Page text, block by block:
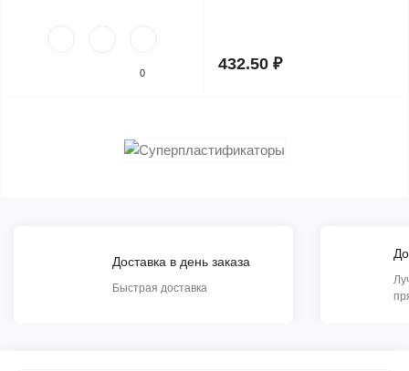
0 432.50 ₽
Доставка в день заказа
Быстрая доставка